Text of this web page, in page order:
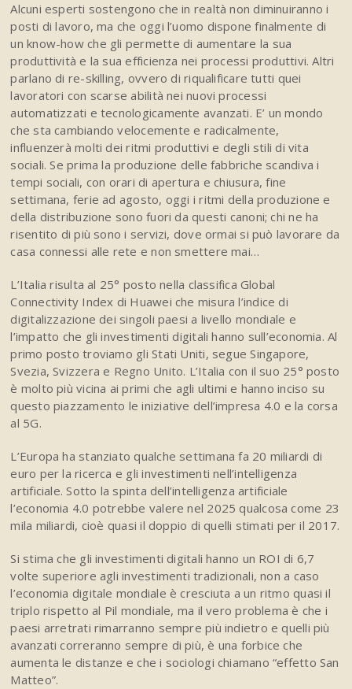
Alcuni esperti sostengono che in realtà non diminuiranno i
posti di lavoro, ma che oggi l’uomo dispone finalmente di
un know-how che gli permette di aumentare la sua
produttività e la sua efficienza nei processi produttivi. Altri
parlano di re-skilling, ovvero di riqualificare tutti quei
lavoratori con scarse abilità nei nuovi processi
automatizzati e tecnologicamente avanzati. E’ un mondo
che sta cambiando velocemente e radicalmente,
influenzerà molti dei ritmi produttivi e degli stili di vita
sociali. Se prima la produzione delle fabbriche scandiva i
tempi sociali, con orari di apertura e chiusura, fine
settimana, ferie ad agosto, oggi i ritmi della produzione e
della distribuzione sono fuori da questi canoni; chi ne ha
risentito di più sono i servizi, dove ormai si può lavorare da
casa connessi alle rete e non smettere mai…
L’Italia risulta al 25° posto nella classifica Global
Connectivity Index di Huawei che misura l’indice di
digitalizzazione dei singoli paesi a livello mondiale e
l’impatto che gli investimenti digitali hanno sull’economia. Al
primo posto troviamo gli Stati Uniti, segue Singapore,
Svezia, Svizzera e Regno Unito. L’Italia con il suo 25° posto
è molto più vicina ai primi che agli ultimi e hanno inciso su
questo piazzamento le iniziative dell’impresa 4.0 e la corsa
al 5G.
L’Europa ha stanziato qualche settimana fa 20 miliardi di
euro per la ricerca e gli investimenti nell’intelligenza
artificiale. Sotto la spinta dell’intelligenza artificiale
l’economia 4.0 potrebbe valere nel 2025 qualcosa come 23
mila miliardi, cioè quasi il doppio di quelli stimati per il 2017.
Si stima che gli investimenti digitali hanno un ROI di 6,7
volte superiore agli investimenti tradizionali, non a caso
l’economia digitale mondiale è cresciuta a un ritmo quasi il
triplo rispetto al Pil mondiale, ma il vero problema è che i
paesi arretrati rimarranno sempre più indietro e quelli più
avanzati correranno sempre di più, è una forbice che
aumenta le distanze e che i sociologi chiamano “effetto San
Matteo”.